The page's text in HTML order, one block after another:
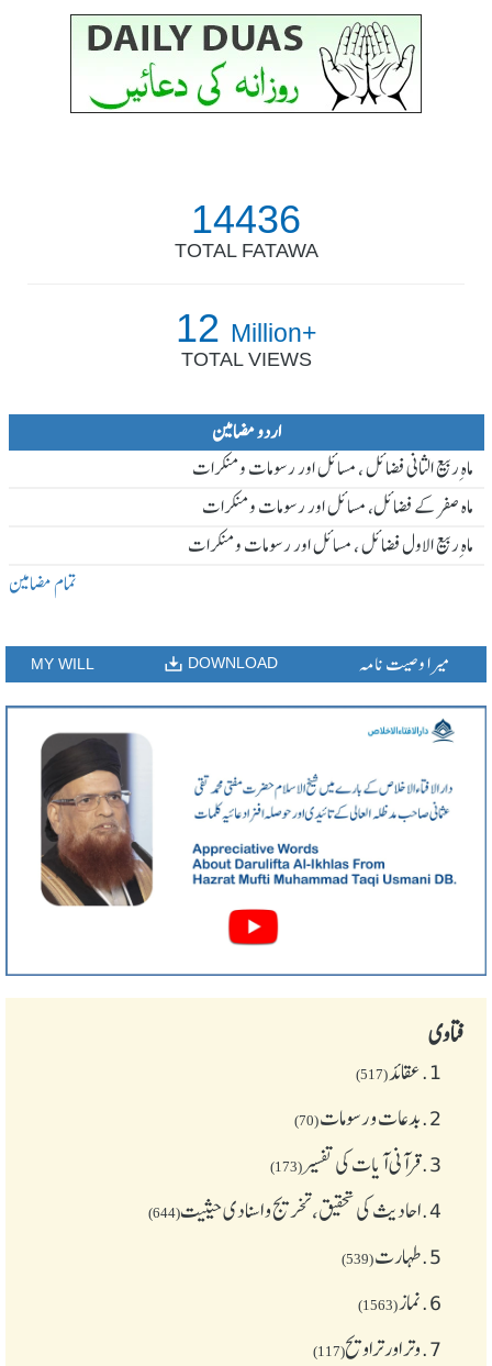
14436
TOTAL FATAWA
12 Million+
TOTAL VIEWS
اردو مضامین
ماہ ِربیع الثانی فضائل ، مسائل اور رسومات و منکرات
ماہ صفر کے فضائل، مسائل اور رسومات و منکرات
ماہ ِربیع الاول فضائل ، مسائل اور رسومات و منکرات
تمام مضامین
MY WILL DOWNLOAD میرا وصیت نامہ
فتاوی
1. عقائد(517)
2. بدعات و رسومات(70)
3. قرآنی آیات کی تفسیر(173)
4. احادیث کی تحقیق، تخریج و اسنادی حیثیت(644)
5. طهارت(539)
6. نماز(1563)
7. وتر اور تراویح(117)